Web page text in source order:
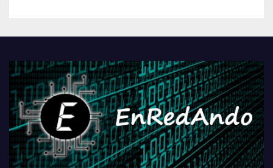
PlayStationeko bideojoko